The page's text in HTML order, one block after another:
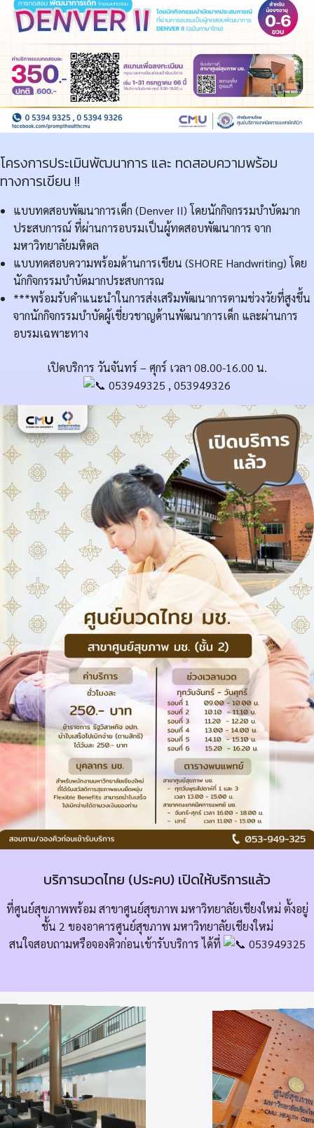
โครงการประเมินพัฒนาการ และ ทดสอบความพร้อม
ทางการเขียน !!
แบบทดสอบพัฒนาการเด็ก (Denver II) โดยนักกิจกรรมบำบัดมาก
ประสบการณ์ ที่ผ่านการอบรมเป็นผู้ทดสอบพัฒนาการ จาก
มหาวิทยาลัยมหิดล
แบบทดสอบความพร้อมด้านการเขียน (SHORE Handwriting) โดย
นักกิจกรรมบำบัดมากประสบการณ
***พร้อมรับคำแนะนำในการส่งเสริมพัฒนาการตามช่วงวัยที่สูงขึ้น
จากนักกิจกรรมบำบัดผู้เชี่ยวชาญด้านพัฒนาการเด็ก และผ่านการ
อบรมเฉพาะทาง
เปิดบริการ วันจันทร์ – ศุกร์ เวลา 08.00-16.00 น.
053949325 , 053949326
บริการนวดไทย (ประคบ) เปิดให้บริการแล้ว
ที่ศูนย์สุขภาพพร้อม สาขาศูนย์สุขภาพ มหาวิทยาลัยเชียงใหม่ ตั้งอยู่
ชั้น 2 ของอาคารศูนย์สุขภาพ มหาวิทยาลัยเชียงใหม่
สนใจสอบถามหรือจองคิวก่อนเข้ารับบริการ ได้ที่
053949325